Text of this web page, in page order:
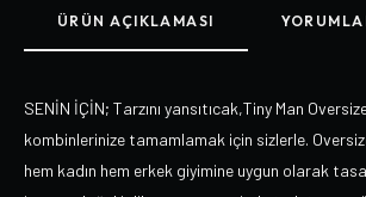
ÜRÜN AÇIKLAMASI
SENİN İÇİN; Tarzını yansıtıcak,Tiny Man
kombinlerinize tamamlamak için sizlerle.
hem kadın hem erkek giyimine uygun olarak